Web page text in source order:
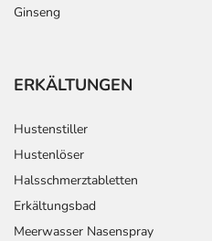
- Geschmacksstörungen
- erhöhte
Veränderung während der
an Ihren Arzt oder Apotheker.
Für die Information an dieser
Ginseng
ERKÄLTUNGEN
Hustenstiller
Hustenlöser
Halsschmerztabletten
Erkältungsbad
Meerwasser Nasenspray